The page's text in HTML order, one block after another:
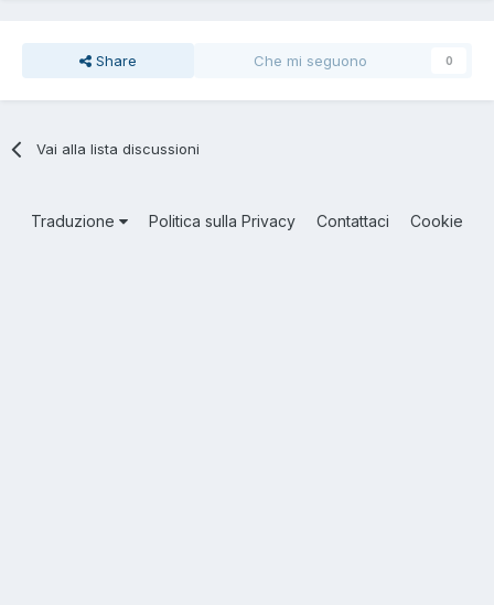
Share Che mi seguono 0
Vai alla lista discussioni
Traduzione Politica sulla Privacy Contattaci Cookie